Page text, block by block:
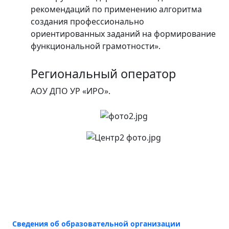
рекомендаций по применению алгоритма
создания профессионально
ориентированных заданий на формирование
функциональной грамотности».
Региональный оператор
АОУ ДПО УР «ИРО».
Сведения об образовательной организации